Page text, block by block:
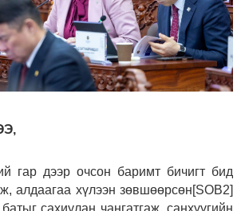
гар дээр очсон баримт бичигт бид
алдаагаа хүлээн зөвшөөрсөн[SOB2]